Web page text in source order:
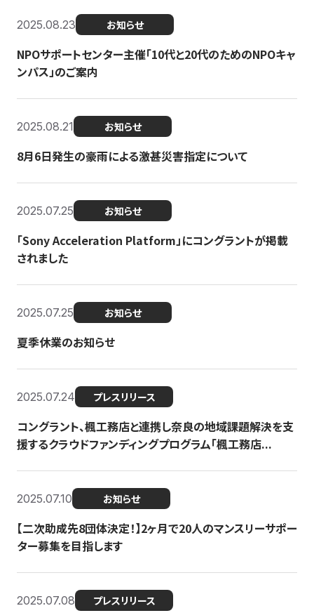
2025.08.23 お知らせ
NPOサポートセンター主催「10代と20代のためのNPOキャ
ンパス」のご案内
2025.08.21 お知らせ
8月6日発生の豪雨による激甚災害指定について
2025.07.25 お知らせ
「Sony Acceleration Platform」にコングラントが掲載
されました
2025.07.25 お知らせ
夏季休業のお知らせ
2025.07.24 プレスリリース
コングラント、楓工務店と連携し奈良の地域課題解決を支
援するクラウドファンディングプログラム「楓工務店...
2025.07.10 お知らせ
【二次助成先8団体決定！】2ヶ月で20人のマンスリーサポー
ター募集を目指します
2025.07.08 プレスリリース